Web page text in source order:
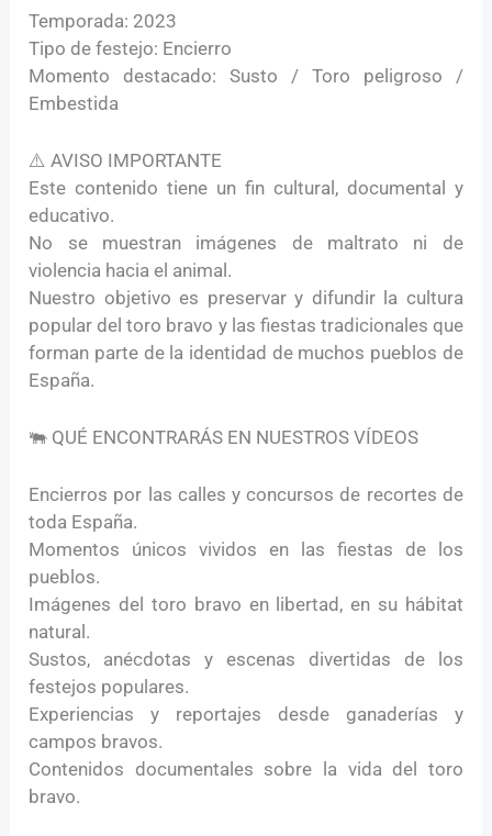
Temporada: 2023
Tipo de festejo: Encierro
Momento destacado: Susto / Toro peligroso /
Embestida
⚠️ AVISO IMPORTANTE
Este contenido tiene un fin cultural, documental y
educativo.
No se muestran imágenes de maltrato ni de
violencia hacia el animal.
Nuestro objetivo es preservar y difundir la cultura
popular del toro bravo y las fiestas tradicionales que
forman parte de la identidad de muchos pueblos de
España.
🐃 QUÉ ENCONTRARÁS EN NUESTROS VÍDEOS
Encierros por las calles y concursos de recortes de
toda España.
Momentos únicos vividos en las fiestas de los
pueblos.
Imágenes del toro bravo en libertad, en su hábitat
natural.
Sustos, anécdotas y escenas divertidas de los
festejos populares.
Experiencias y reportajes desde ganaderías y
campos bravos.
Contenidos documentales sobre la vida del toro
bravo.